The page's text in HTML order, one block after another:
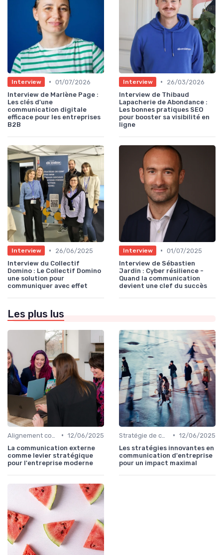
Interview • 01/07/2026
Interview de Marlène Page :
Les clés d'une
communication digitale
efficace pour les entreprises
B2B
Interview •
26/03/2026
Interview de Thibaud
Lapacherie de Abondance :
Les bonnes pratiques SEO
pour booster sa visibilité en
ligne
Interview •
26/06/2025
Interview du Collectif
Domino : Le Collectif Domino
une solution pour
communiquer avec effet
Interview • 01/07/2025
Interview de Sébastien
Jardin : Cyber résilience -
Quand la communication
devient une clef du succès
Les plus lus
• 12/06/2025
La communication externe
comme levier stratégique
pour l'entreprise moderne
• 12/06/2025
Les stratégies innovantes en
communication d'entreprise
pour un impact maximal